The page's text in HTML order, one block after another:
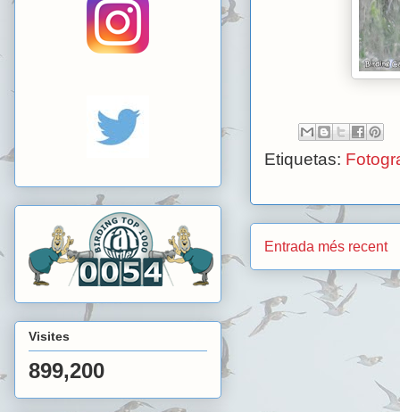
Etiquetas:
Entrada més recent
Visites
899,200